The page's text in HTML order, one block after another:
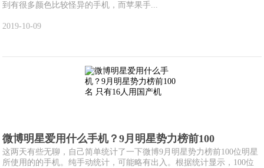
到有很多颜色比较怪异的手机，而苹果手...
2019-10-09
微博明星爱用什么手机？9月明星势力榜前100
这两天有些无聊，自己简单统计了一下微博9月明星势力榜前100位明星
所使用的的手机。纯手动统计，可能略有出入。根据统计显示，100位